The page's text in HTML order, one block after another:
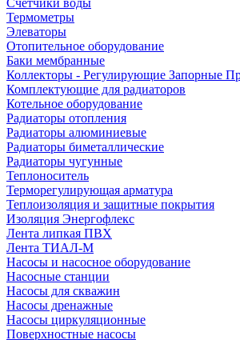
Термометры
Элеваторы
Отопительное оборудование
Баки мембранные
Коллекторы - Регулирующие Запорные
Комплектующие для радиаторов
Котельное оборудование
Радиаторы отопления
Радиаторы алюминиевые
Радиаторы биметаллические
Радиаторы чугунные
Теплоноситель
Терморегулирующая арматура
Теплоизоляция и защитные покрытия
Изоляция Энергофлекс
Лента липкая ПВХ
Лента ТИАЛ-М
Насосы и насосное оборудование
Насосные станции
Насосы для скважин
Насосы дренажные
Насосы циркуляционные
Поверхностные насосы